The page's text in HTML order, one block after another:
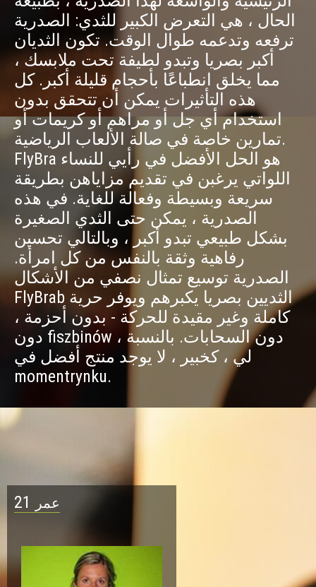
الحال ، هي التعرض الكبير للثدي: الصدرية
ترفعه وتدعمه طوال الوقت. تكون الثديان
أكبر بصريا وتبدو لطيفة تحت ملابسك ،
مما يخلق انطباعًا بأحجام قليلة أكبر. كل
هذه التأثيرات يمكن أن تتحقق بدون
استخدام أي جل أو مراهم أو كريمات أو
تمارين خاصة في صالة الألعاب الرياضية.
FlyBra هو الحل الأفضل في رأيي للنساء
اللواتي يرغبن في تقديم مزاياهن بطريقة
سريعة وبسيطة وفعالة للغاية. في هذه
الصدرية ، يمكن حتى الثدي الصغيرة
بشكل طبيعي تبدو أكبر ، وبالتالي تحسين
رفاهية وثقة بالنفس من كل امرأة.
الصدرية توسيع تمثال نصفي من الأشكال
FlyBrab الثديين بصريا يكبرهم ويوفر حرية
كاملة وغير مقيدة للحركة - بدون أحزمة ،
دون fiszbinów ، دون السحابات. بالنسبة
لي ، كخبير ، لا يوجد منتج أفضل في
momentrynku.
21 عمر